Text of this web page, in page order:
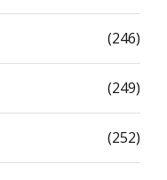
(246)
(249)
(252)